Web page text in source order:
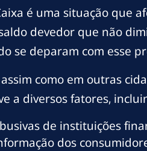
é uma situação que
devedor que não
se deparam com esse
assim como em outras
a diversos fatores,
de instituições
dos